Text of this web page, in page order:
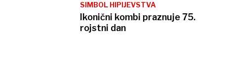
SIMBOL HIPIJEVSTVA
Ikonični kombi praznuje 75.
rojstni dan